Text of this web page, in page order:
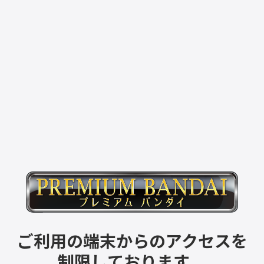
ご利用の端末からのアクセスを